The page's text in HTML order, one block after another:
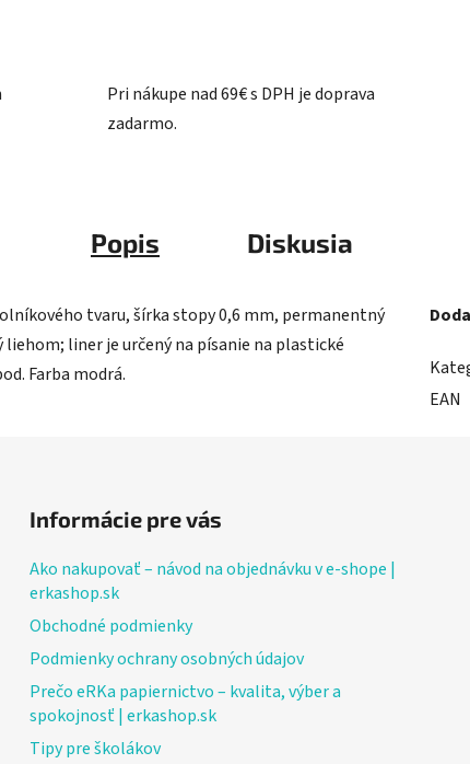
Pri nákupe nad 69€ s DPH je doprava
zadarmo.
Popis Diskusia
tvaru, šírka stopy 0,6 mm, permanentný
liner je určený na písanie na plastické
Farba modrá.
EAN
Informácie pre vás
Ako nakupovať – návod na objednávku v e-shope |
erkashop.sk
Obchodné podmienky
Podmienky ochrany osobných údajov
Prečo eRKa papiernictvo – kvalita, výber a
spokojnosť | erkashop.sk
Tipy pre školákov